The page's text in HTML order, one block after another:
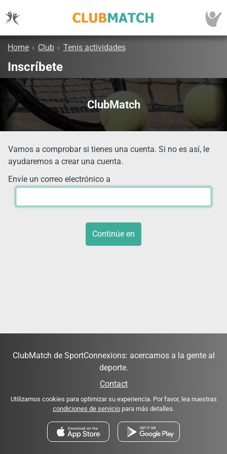
Home › Club › Tenis actividades
Inscríbete
ClubMatch
Vamos a comprobar si tienes una cuenta. Si no es así, le
ayudaremos a crear una cuenta.
Envíe un correo electrónico a
Continúe en
ClubMatch de SportConnexions: acercamos a la gente al
deporte.
Contact
Utilizamos cookies para optimizar su experiencia. Por favor, lea nuestras
condiciones de servicio para más detalles.